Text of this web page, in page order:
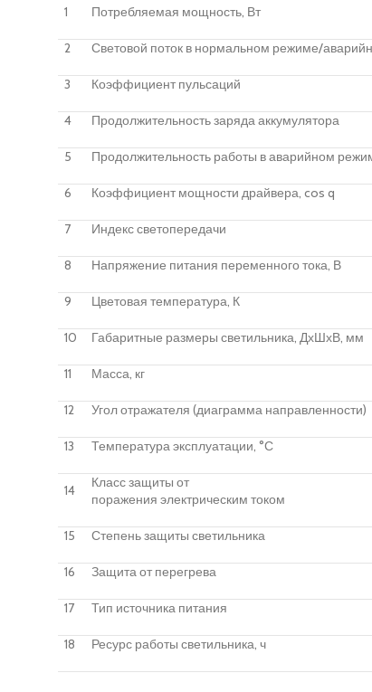
1 Потребляемая мощность, Вт
2 Световой поток в нормальном режиме/
3 Коэффициент пульсаций
4 Продолжительность заряда аккумулятора
5 Продолжительность работы в аварийном
6 Коэффициент мощности драйвера, cos q
7 Индекс светопередачи
8 Напряжение питания переменного тока, В
9 Цветовая температура, К
10 Габаритные размеры светильника, ДхШхВ, мм
11 Масса, кг
12 Угол отражателя (диаграмма направленности)
13 Температура эксплуатации, °С
14
Класс защиты от
поражения электрическим током
15 Степень защиты светильника
16 Защита от перегрева
17 Тип источника питания
18 Ресурс работы светильника, ч